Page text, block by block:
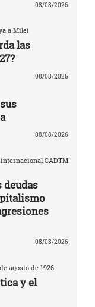
08/08/2026
a Milei
las
08/08/2026
08/08/2026
CADTM
deudas
08/08/2026
agosto de 1926
y el